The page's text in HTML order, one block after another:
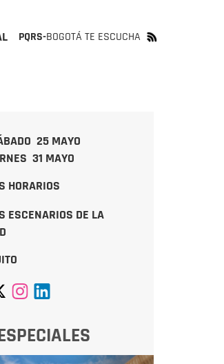
PQRS-BOGOTÁ TE ESCUCHA
25 MAYO
31 MAYO
HORARIOS
ESCENARIOS DE LA